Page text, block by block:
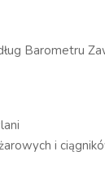
Barometru
i